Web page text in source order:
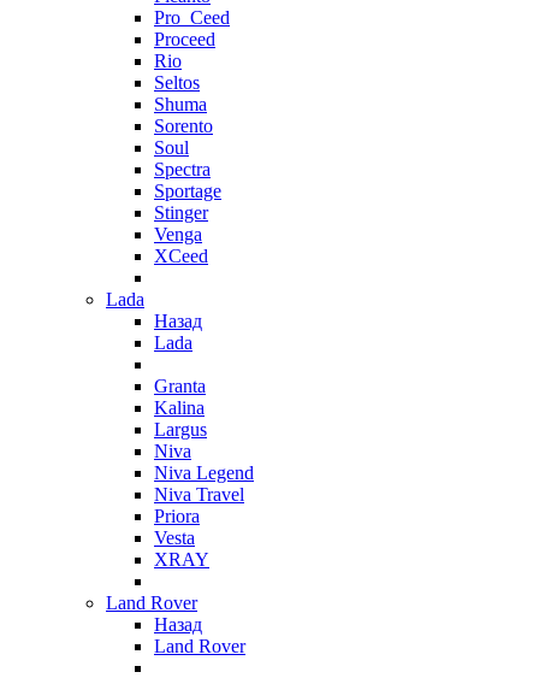
Pro_Ceed
Proceed
Rio
Seltos
Shuma
Sorento
Soul
Spectra
Sportage
Stinger
Venga
XCeed
Lada
Назад
Lada
Granta
Kalina
Largus
Niva
Niva Legend
Niva Travel
Priora
Vesta
XRAY
Land Rover
Назад
Land Rover